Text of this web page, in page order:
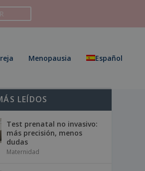
Menopausia Español
LEÍDOS
Test prenatal no invasivo:
más precisión, menos
dudas
Maternidad